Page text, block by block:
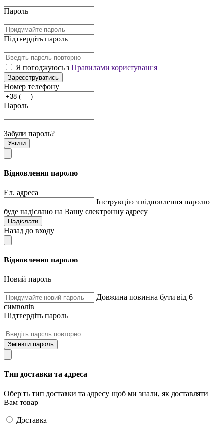
Пароль
Підтвердіть пароль
Я погоджуюсь з Правилами користування
Зареєструватись
Номер телефону
Пароль
Забули пароль?
Увійти
Відновлення паролю
Ел. адреса
Інструкцію з відновлення паролю
буде надіслано на Вашу електронну адресу
Надіслати
Назад до входу
Відновлення паролю
Новий пароль
Довжина повинна бути від 6
символів
Підтвердіть пароль
Змінити пароль
Тип доставки та адреса
Оберіть тип доставки та адресу, щоб ми знали, як доставляти
Вам товар
Доставка